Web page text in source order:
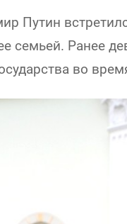
Путин
семьей. Ранее
во